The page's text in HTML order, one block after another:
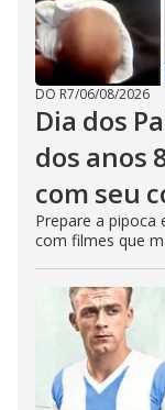
DO R7/06/08/2026
Dia dos
dos anos
com seu
Prepare a
com filmes que